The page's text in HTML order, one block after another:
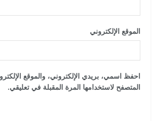
الموقع الإلكتروني
احفظ اسمي، بريدي الإلكتروني، والموقع
المتصفح لاستخدامها المرة المقبلة في تعليقي.